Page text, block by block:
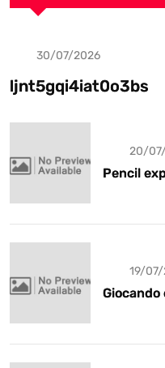
Uncategorized
30/07/2026
ljnt5gqi4iat0o3bs
20/
Pencil
19/